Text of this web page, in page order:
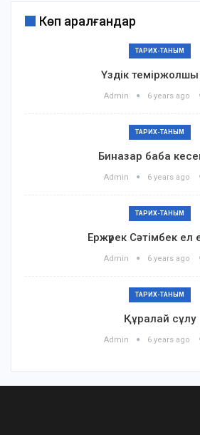
Көп қаралғандар
ТАРИХ-ТАНЫМ
Үздік теміржолшы
Admin 6 years ago
ТАРИХ-ТАНЫМ
Биназар баба
Admin 6 years ago
ТАРИХ-ТАНЫМ
Ержүрек Сәтімбек ел
Admin 6 years ago
ТАРИХ-ТАНЫМ
Құралай сұлу
Admin 6 years ago